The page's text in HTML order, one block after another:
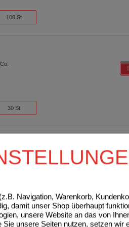
Navigation, Warenkorb,
damit unser Shop überhaupt
unsere Website an das von
unsere Seiten nutzen, setzen wir
100 St
30 St
30 St